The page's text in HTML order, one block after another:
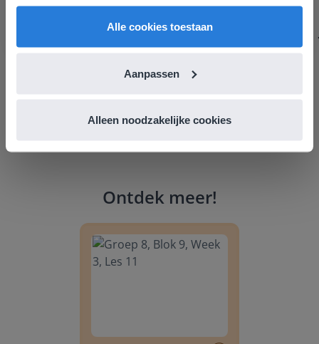
Alle cookies toestaan
Aanpassen
Alleen noodzakelijke cookies
Ontdek meer!
English
Nederland